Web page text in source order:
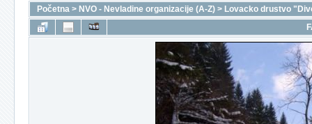
Početna > NVO - Nevladine organizacije (A-Z) > Lovacko drustvo